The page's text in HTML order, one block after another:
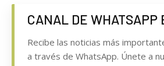
CANAL DE WHATSAPP
Recibe las noticias más
a través de WhatsApp. Únete a